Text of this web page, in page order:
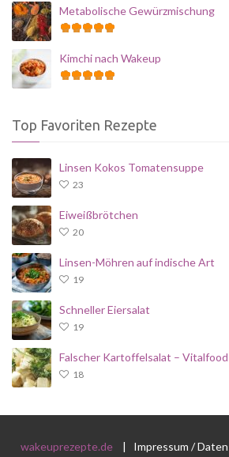
Metabolische Gewürzmischung
Kimchi nach Wakeup
Top Favoriten Rezepte
Linsen Kokos Tomatensuppe
23
Eiweißbrötchen
20
Linsen-Möhren auf indische Art
19
Schneller Eiersalat
19
Falscher Kartoffelsalat –
18
wakeuprezepte.de| Impressum /